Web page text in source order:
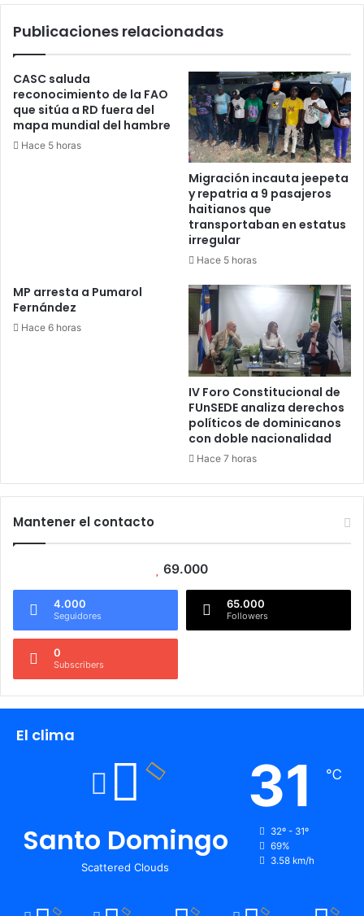
FUERTE
Publicaciones relacionadas
CASC saluda
reconocimiento de la FAO
que sitúa a RD fuera del
mapa mundial del hambre
Hace 5 horas
Migración incauta jeepeta
y repatria a 9 pasajeros
haitianos que
transportaban en estatus
irregular
Hace 5 horas
MP arresta a Pumarol
Fernández
Hace 6 horas
IV Foro Constitucional de
FUnSEDE analiza derechos
políticos de dominicanos
con doble nacionalidad
Hace 7 horas
Mantener el contacto
69.000
4.000
Seguidores
65.000
Followers
0
Subscribers
El clima
Santo Domingo
Scattered Clouds
31 ℃
32º - 31º
69%
3.58 km/h